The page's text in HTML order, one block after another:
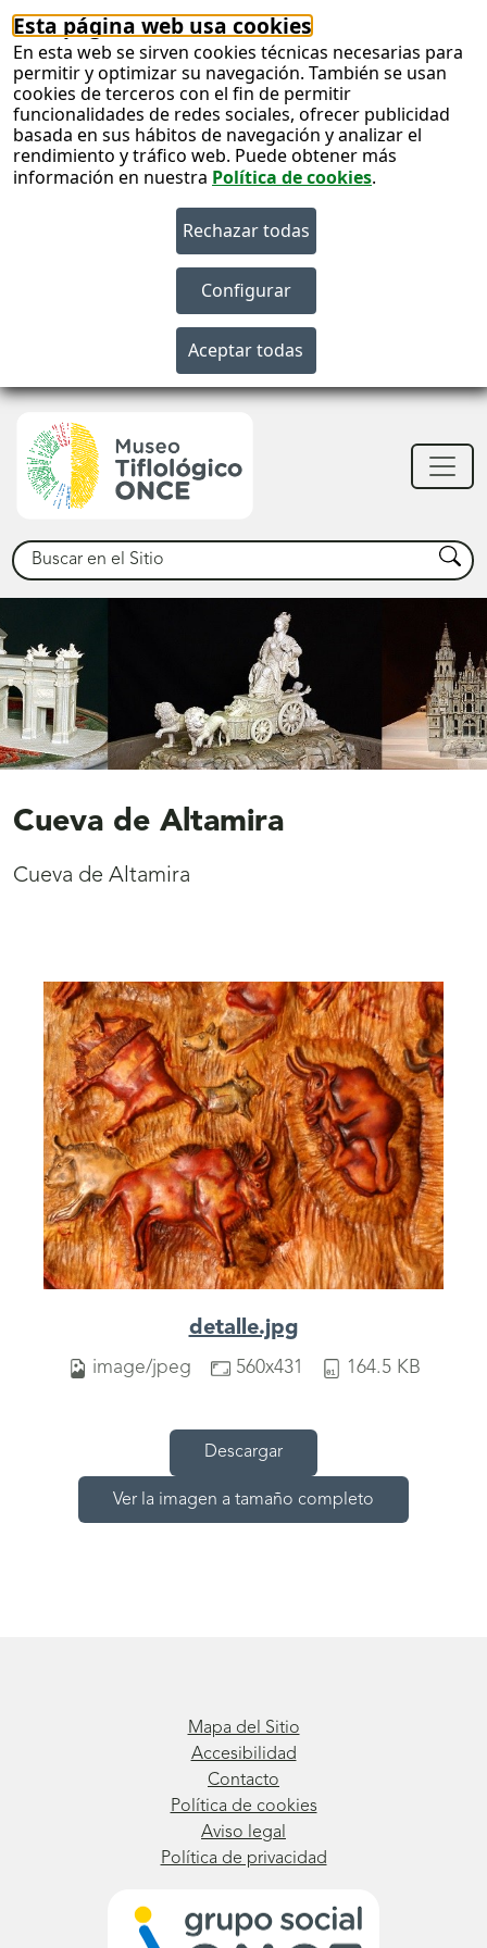
Esta página web usa cookies
En esta web se sirven cookies técnicas necesarias para
permitir y optimizar su navegación. También se usan
cookies de terceros con el fin de permitir
funcionalidades de redes sociales, ofrecer publicidad
basada en sus hábitos de navegación y analizar el
rendimiento y tráfico web. Puede obtener más
información en nuestra Política de cookies.
Buscar Buscar
Cueva de Altamira
Cueva de Altamira
detalle.jpg
image/jpeg 560x431 164.5 KB
Descargar
Ver la imagen a tamaño completo
Mapa del Sitio
Accesibilidad
Contacto
Política de cookies
Aviso legal
Política de privacidad